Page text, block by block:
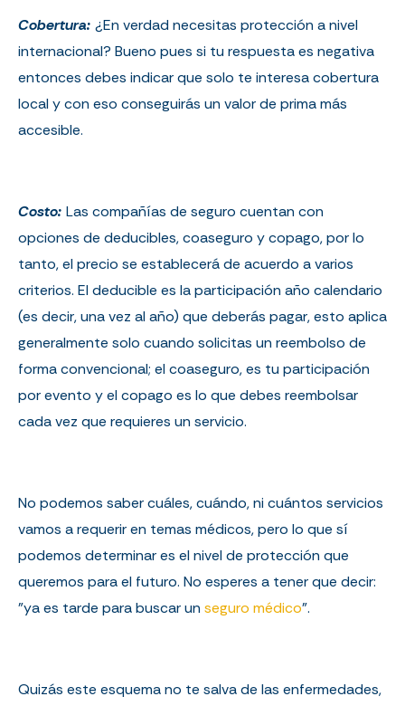
Cobertura: ¿En verdad necesitas protección a nivel
internacional? Bueno pues si tu respuesta es negativa
entonces debes indicar que solo te interesa cobertura
local y con eso conseguirás un valor de prima más
accesible.
Costo: Las compañías de seguro cuentan con
opciones de deducibles, coaseguro y copago, por lo
tanto, el precio se establecerá de acuerdo a varios
criterios. El deducible es la participación año calendario
(es decir, una vez al año) que deberás pagar, esto aplica
generalmente solo cuando solicitas un reembolso de
forma convencional; el coaseguro, es tu participación
por evento y el copago es lo que debes reembolsar
cada vez que requieres un servicio.
No podemos saber cuáles, cuándo, ni cuántos servicios
vamos a requerir en temas médicos, pero lo que sí
podemos determinar es el nivel de protección que
queremos para el futuro. No esperes a tener que decir:
"ya es tarde para buscar un seguro médico".
Quizás este esquema no te salva de las enfermedades,